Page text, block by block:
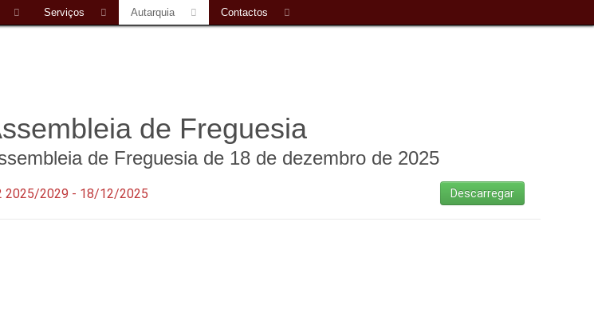
Serviços Autarquia Contactos
de Freguesia
de Freguesia de 18 de dezembro de 2025
2025/2029 - 18/12/2025 Descarregar